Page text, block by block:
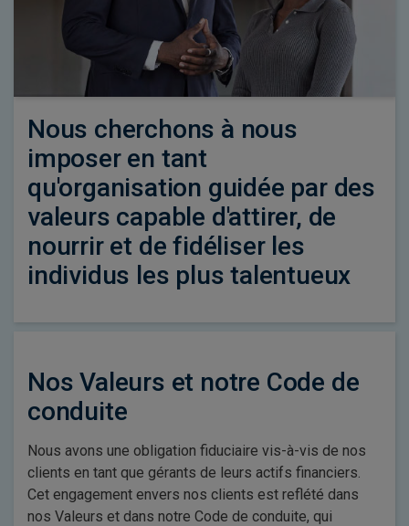
Nous cherchons à nous
imposer en tant
qu'organisation guidée par des
valeurs capable d'attirer, de
nourrir et de fidéliser les
individus les plus talentueux
Nos Valeurs et notre Code de
conduite
Nous avons une obligation fiduciaire vis-à-vis de nos
clients en tant que gérants de leurs actifs financiers.
Cet engagement envers nos clients est reflété dans
nos Valeurs et dans notre Code de conduite, qui